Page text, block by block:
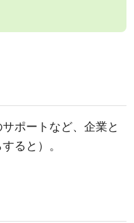
ポートなど、企業と
ると）。